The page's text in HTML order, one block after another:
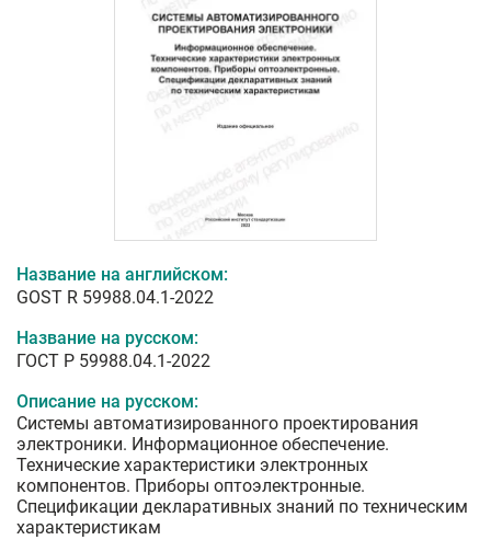
Название на английском:
GOST R 59988.04.1-2022
Название на русском:
ГОСТ Р 59988.04.1-2022
Описание на русском:
Системы автоматизированного проектирования
электроники. Информационное обеспечение.
Технические характеристики электронных
компонентов. Приборы оптоэлектронные.
Спецификации декларативных знаний по техническим
характеристикам